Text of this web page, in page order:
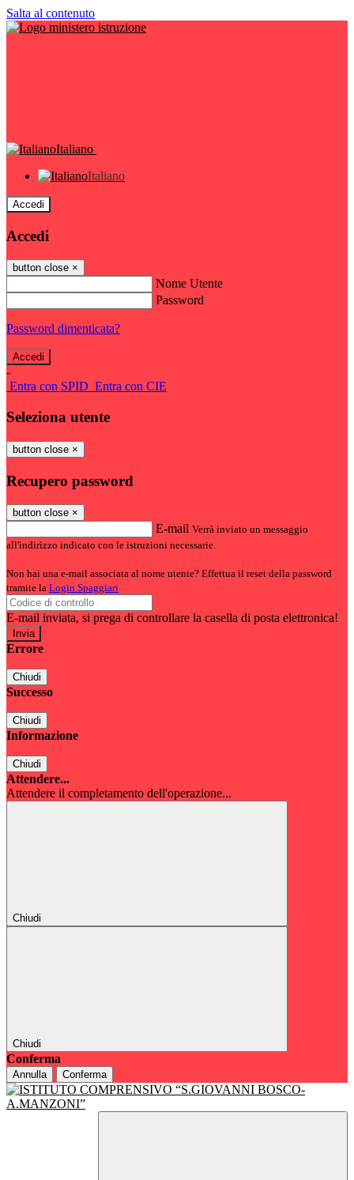
Salta al contenuto
Italiano
Italiano
Accedi
Accedi
button close ×
Nome Utente
Password
Password dimenticata?
-
Entra con SPID Entra con CIE
Seleziona utente
button close ×
Recupero password
button close ×
E-mail Verrà inviato un messaggio
all'indirizzo indicato con le istruzioni necessarie.
Non hai una e-mail associata al nome utente? Effettua il reset della password
tramite la Login Spaggiari
E-mail inviata, si prega di controllare la casella di posta elettronica!
Errore
Chiudi
Successo
Chiudi
Informazione
Chiudi
Attendere...
Attendere il completamento dell'operazione...
Chiudi
Chiudi
Conferma
Annulla Conferma